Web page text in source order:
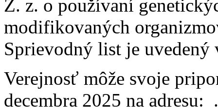
Z. z. o používaní
modifikovaných
Sprievodný list je
Verejnosť môže svoje
decembra 2025 na adresu: .